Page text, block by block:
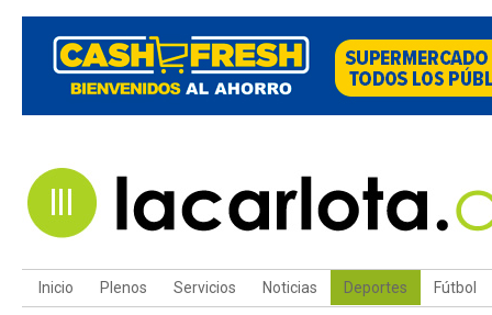
Inicio Plenos Servicios Noticias Deportes Fútbol